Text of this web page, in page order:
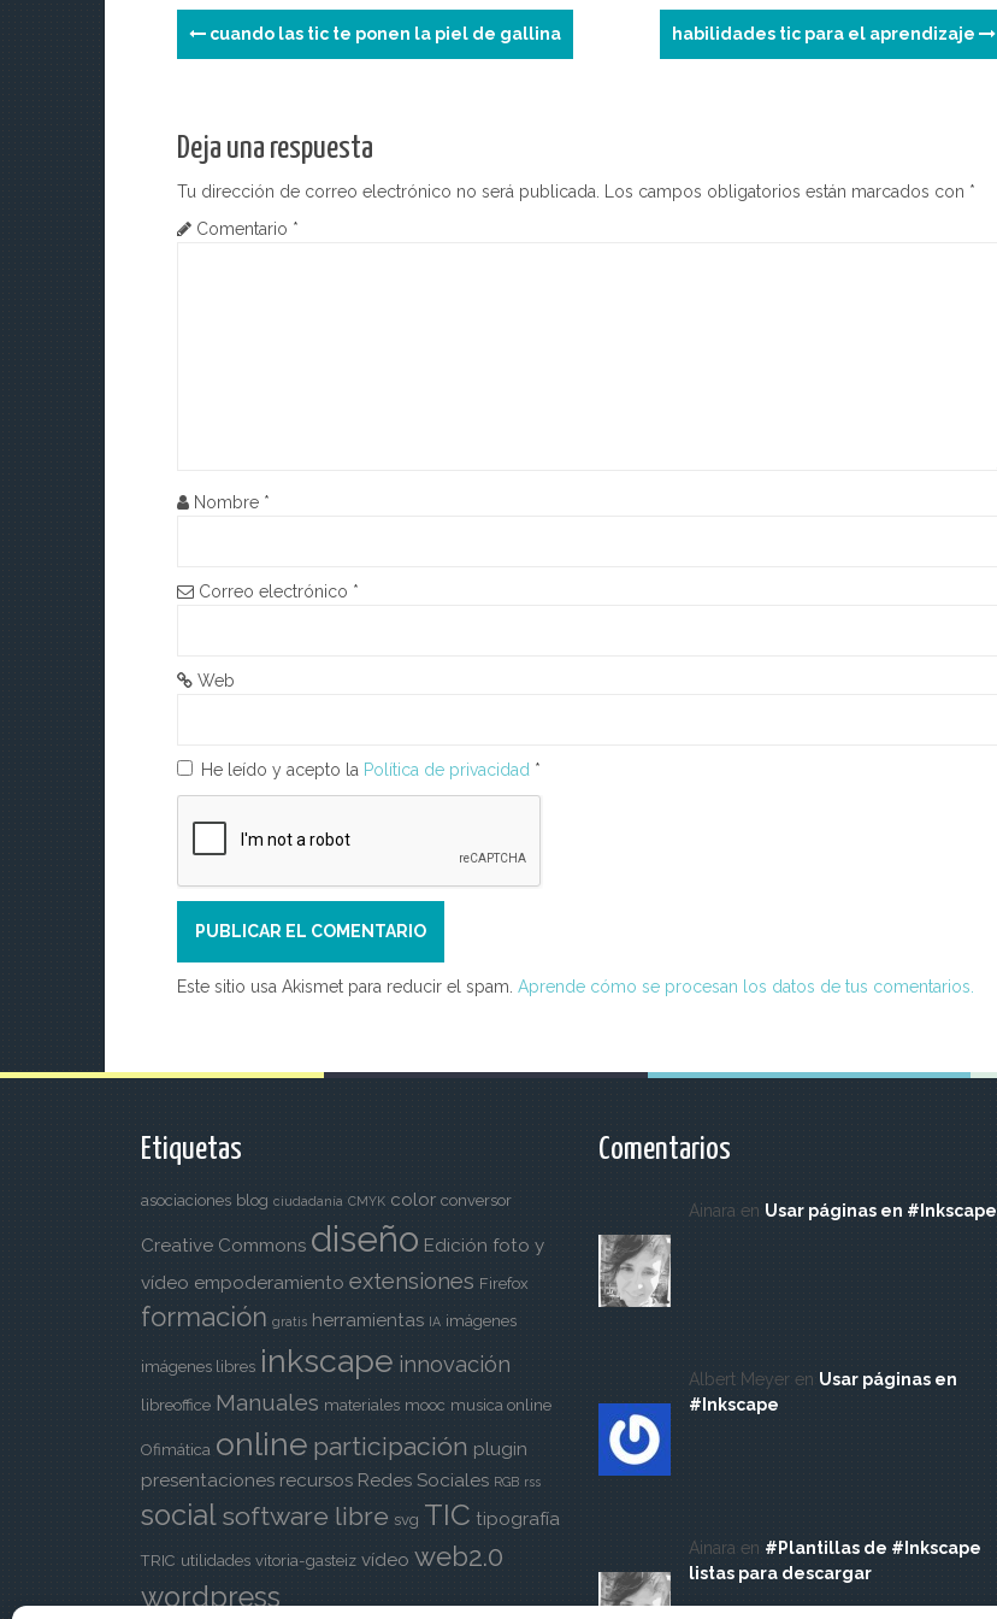
k
N
v
g
d
e
t
a
a
cuando las tic te ponen la piel de gallina habilidades tic para el aprendizaje
Deja una respuesta
Tu dirección de correo electrónico no será publicada. Los campos obligatorios están marcados con *
Comentario *
Nombre *
Correo electrónico *
Web
He leído y acepto la Política de privacidad *
Este sitio usa Akismet para reducir el spam. Aprende cómo se procesan los datos de tus comentarios.
Etiquetas
asociaciones blog ciudadanía CMYK color conversor
Creative Commons diseño Edición foto y
vídeo empoderamiento extensiones Firefox
formación gratis herramientas IA imágenes
imágenes libres inkscape innovación
libreoffice Manuales materiales mooc musica online
Ofimática online participación plugin
presentaciones recursos Redes Sociales RGB rss
social software libre svg TIC tipografía
TRIC utilidades vitoria-gasteiz vídeo web2.0
wordpress
Comentarios
Ainara en Usar páginas en #Inkscape
Albert Meyer en Usar páginas en
#Inkscape
Ainara en #Plantillas de #Inkscape
listas para descargar